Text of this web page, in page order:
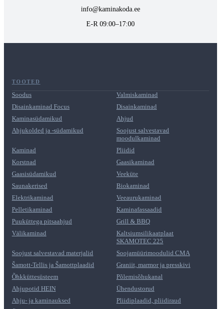
info@kaminakoda.ee
E-R 09:00–17:00
TOOTED
Soodus
Valmiskaminad
Disainkaminad Focus
Disainkaminad
Kaminasüdamikud
Ahjud
Ahjukolded ja -südamikud
Soojust salvestavad
moodulkaminad
Kaminad
Pliidid
Korstnad
Gaasikaminad
Gaasisüdamikud
Veeküte
Saunakerised
Biokaminad
Elektrikaminad
Veeaurukaminad
Pelletikaminad
Kaminafassaadid
Puuküttega pitsaahjud
Grill & BBQ
Välikaminad
Kaltsiumsilikaatplaat
SKAMOTEC 225
Soojust salvestavad materjalid
Soojamüürimoodulid CMA
Šamott-Tellis ja Šamottplaadid
Graniit, marmor ja presskivi
Õhkküttesüsteem
Põlemisõhukanal
Ahjupotid HEIN
Ühendustorud
Ahju- ja kaminauksed
Pliidiplaadid, pliidiraud